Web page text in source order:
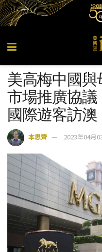
美高梅中國
市場推廣協
國際遊客訪澳
本思齊 2023年04月